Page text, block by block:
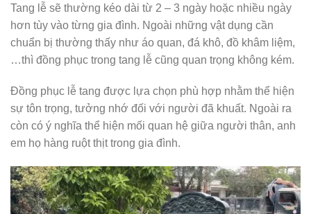
Tang lễ sẽ thường kéo dài từ 2 – 3 ngày hoặc nhiều ngày
hơn tùy vào từng gia đình. Ngoài những vật dụng cần
chuẩn bị thường thấy như áo quan, đá khô, đồ khâm liệm,
…thì đồng phục trong tang lễ cũng quan trọng không kém.
Đồng phục lễ tang được lựa chọn phù hợp nhằm thể hiện
sự tôn trọng, tưởng nhớ đối với người đã khuất. Ngoài ra
còn có ý nghĩa thể hiện mối quan hệ giữa người thân, anh
em họ hàng ruột thịt trong gia đình.